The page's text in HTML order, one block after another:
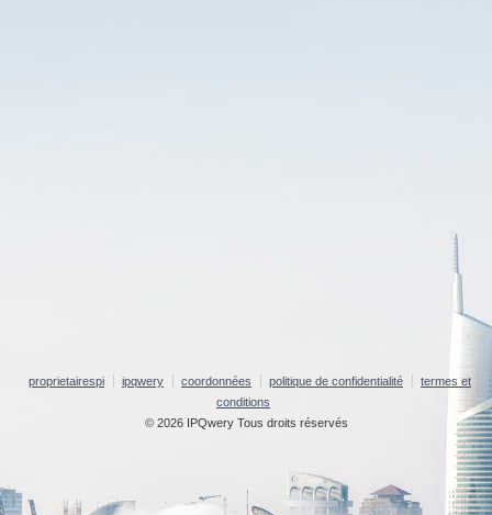
proprietairespi ipqwery coordonnées politique de confidentialité
termes et
conditions
© 2026 IPQwery Tous droits réservés